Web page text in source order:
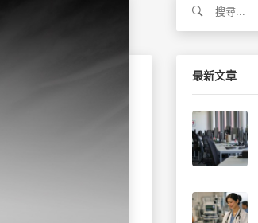
關
最新文章